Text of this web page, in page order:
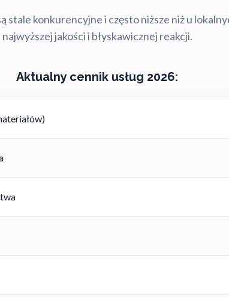
stale konkurencyjne i często niższe niż u
najwyższej jakości i błyskawicznej reakcji.
Aktualny cennik usług 2026: